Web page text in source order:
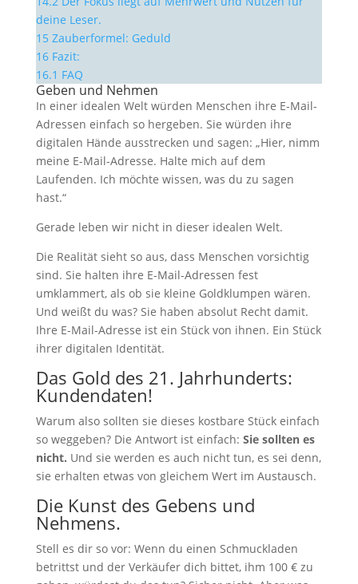
deine Leser.
15 Zauberformel: Geduld
16 Fazit:
16.1 FAQ
Geben und Nehmen
In einer idealen Welt würden Menschen ihre E-Mail-
Adressen einfach so hergeben. Sie würden ihre
digitalen Hände ausstrecken und sagen: „Hier, nimm
meine E-Mail-Adresse. Halte mich auf dem
Laufenden. Ich möchte wissen, was du zu sagen
hast.“
Gerade leben wir nicht in dieser idealen Welt.
Die Realität sieht so aus, dass Menschen vorsichtig
sind. Sie halten ihre E-Mail-Adressen fest
umklammert, als ob sie kleine Goldklumpen wären.
Und weißt du was? Sie haben absolut Recht damit.
Ihre E-Mail-Adresse ist ein Stück von ihnen. Ein Stück
ihrer digitalen Identität.
Das Gold des 21. Jahrhunderts:
Kundendaten!
Warum also sollten sie dieses kostbare Stück einfach
so weggeben? Die Antwort ist einfach: Sie sollten es
nicht. Und sie werden es auch nicht tun, es sei denn,
sie erhalten etwas von gleichem Wert im Austausch.
Die Kunst des Gebens und
Nehmens.
Stell es dir so vor: Wenn du einen Schmuckladen
betrittst und der Verkäufer dich bittet, ihm 100 € zu